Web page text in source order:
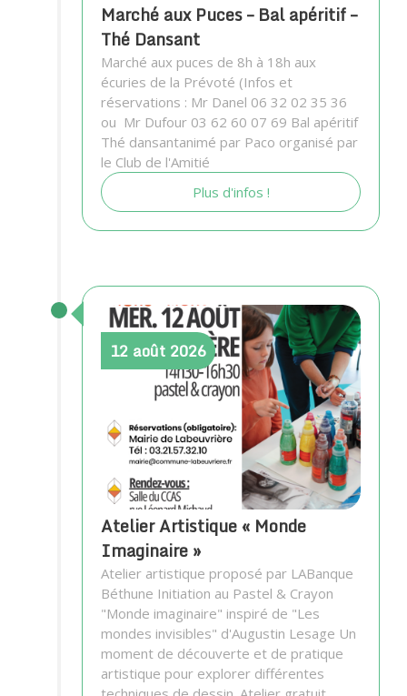
Marché aux Puces – Bal apéritif –
Thé Dansant
Marché aux puces de 8h à 18h aux
écuries de la Prévoté (Infos et
réservations : Mr Danel 06 32 02 35 36
ou Mr Dufour 03 62 60 07 69 Bal apéritif
Thé dansantanimé par Paco organisé par
le Club de l'Amitié
Plus d'infos !
12 août 2026
Atelier Artistique « Monde
Imaginaire »
Atelier artistique proposé par LABanque
Béthune Initiation au Pastel & Crayon
"Monde imaginaire" inspiré de "Les
mondes invisibles" d'Augustin Lesage Un
moment de découverte et de pratique
artistique pour explorer différentes